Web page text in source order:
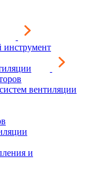
инструмент
вентиляции
и